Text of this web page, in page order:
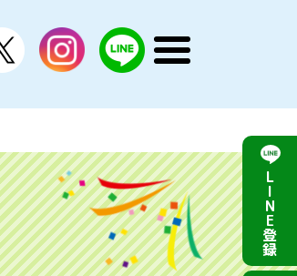
instagram LINE
公
メ
く
L
I
N
E
登
録